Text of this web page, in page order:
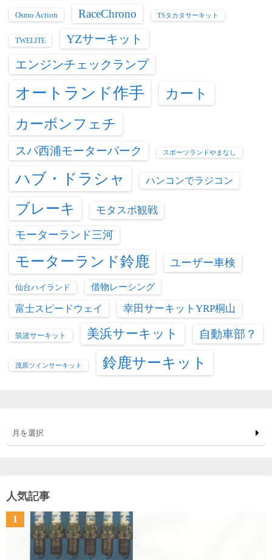
Osmo Action RaceChrono TSタカタサーキット
TWELITE
YZサーキット
エンジンチェックランプ
オートランド作手
カート
カーボンフェチ
スパ西浦モーターパーク スポーツランドやまなし
ハブ・ドラシャ ハンコンでラジコン
ブレーキ モタスポ観戦
モーターランド三河
モーターランド鈴鹿 ユーザー車検
仙台ハイランド 借物レーシング
富士スピードウェイ 幸田サーキットYRP桐山
筑波サーキット 美浜サーキット 自動車部？
茂原ツインサーキット 鈴鹿サーキット
月を選択
人気記事
1